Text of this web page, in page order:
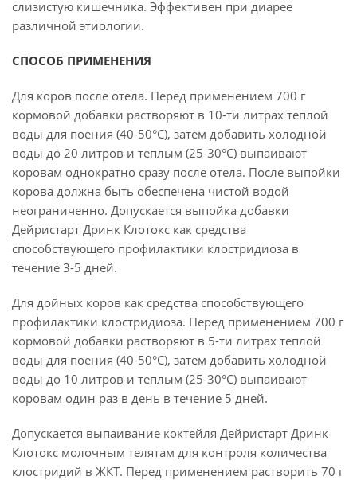
слизистую кишечника. Эффективен при диарее
различной этиологии.
СПОСОБ ПРИМЕНЕНИЯ
Для коров после отела. Перед применением 700 г
кормовой добавки растворяют в 10-ти литрах теплой
воды для поения (40-50°С), затем добавить холодной
воды до 20 литров и теплым (25-30°С) выпаивают
коровам однократно сразу после отела. После выпойки
корова должна быть обеспечена чистой водой
неограниченно. Допускается выпойка добавки
Дейристарт Дринк Клотокс как средства
способствующего профилактики клостридиоза в
течение 3-5 дней.
Для дойных коров как средства способствующего
профилактики клостридиоза. Перед применением 700 г
кормовой добавки растворяют в 5-ти литрах теплой
воды для поения (40-50°С), затем добавить холодной
воды до 10 литров и теплым (25-30°С) выпаивают
коровам один раз в день в течение 5 дней.
Допускается выпаивание коктейля Дейристарт Дринк
Клотокс молочным телятам для контроля количества
клостридий в ЖКТ. Перед применением растворить 70 г